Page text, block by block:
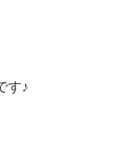
す♪